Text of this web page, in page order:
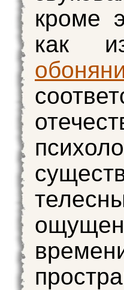
кроме
как